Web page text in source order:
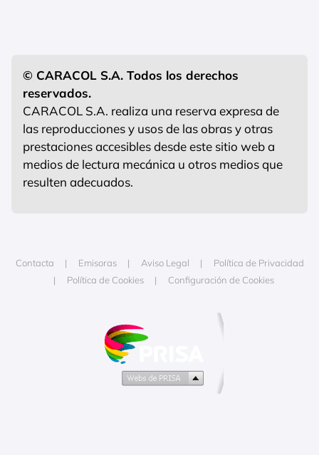
© CARACOL S.A. Todos los derechos
reservados.
CARACOL S.A. realiza una reserva expresa de
las reproducciones y usos de las obras y otras
prestaciones accesibles desde este sitio web a
medios de lectura mecánica u otros medios que
resulten adecuados.
Contacta Emisoras Aviso Legal
Política de Privacidad
Política de Cookies
Configuración de Cookies